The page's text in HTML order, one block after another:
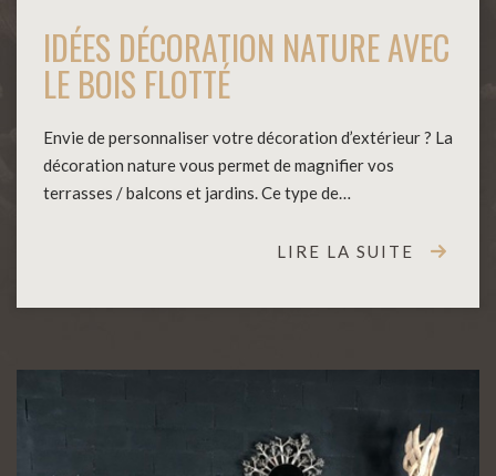
IDÉES DÉCORATION NATURE AVEC
LE BOIS FLOTTÉ
Envie de personnaliser votre décoration d’extérieur ? La
décoration nature vous permet de magnifier vos
terrasses / balcons et jardins. Ce type de…
LIRE LA SUITE